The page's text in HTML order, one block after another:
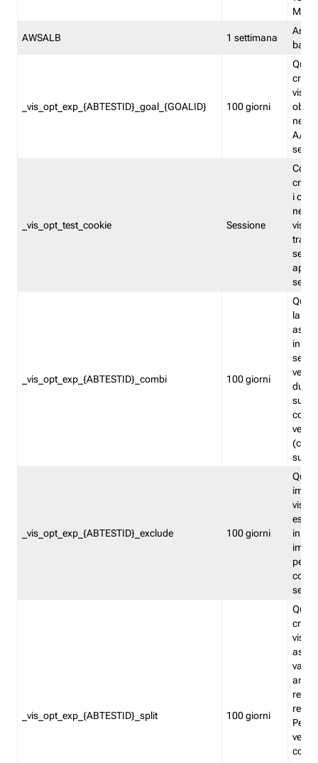
AWSALB 1 settimana
_vis_opt_exp_{ABTESTID}_goal_{GOALID} 100 giorni
nel
A/B.
_vis_opt_test_cookie Sessione
i
nel
_vis_opt_exp_{ABTESTID}_combi 100 giorni
la
in
_vis_opt_exp_{ABTESTID}_exclude 100 giorni
in
_vis_opt_exp_{ABTESTID}_split 100 giorni